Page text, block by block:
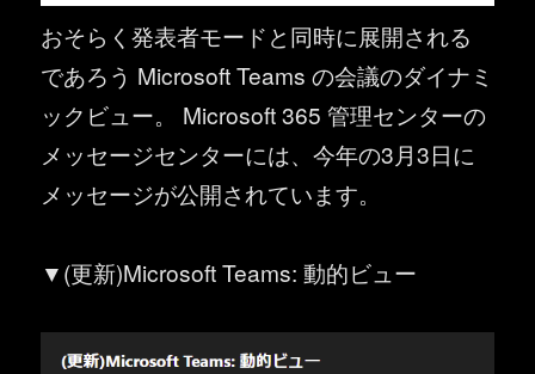
おそらく発表者モードと同時に展開される
であろう Microsoft Teams の会議のダイナミ
ックビュー。 Microsoft 365 管理センターの
メッセージセンターには、今年の3月3日に
メッセージが公開されています。
▼(更新)Microsoft Teams: 動的ビュー